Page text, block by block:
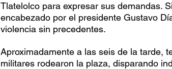
Tlatelolco para expresar sus demandas.
encabezado por el presidente Gustavo
violencia sin precedentes.
Aproximadamente a las seis de la tarde,
militares rodearon la plaza, disparando